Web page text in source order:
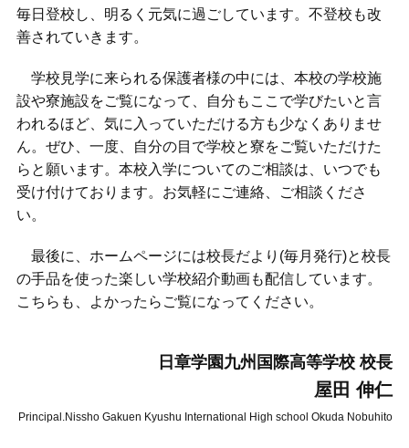
毎日登校し、明るく元気に過ごしています。不登校も改
善されていきます。
学校見学に来られる保護者様の中には、本校の学校施
設や寮施設をご覧になって、自分もここで学びたいと言
われるほど、気に入っていただける方も少なくありませ
ん。ぜひ、一度、自分の目で学校と寮をご覧いただけた
らと願います。本校入学についてのご相談は、いつでも
受け付けております。お気軽にご連絡、ご相談くださ
い。
最後に、ホームページには校長だより(毎月発行)と校長
の手品を使った楽しい学校紹介動画も配信しています。
こちらも、よかったらご覧になってください。
日章学園九州国際高等学校 校長
屋田 伸仁
Principal.Nissho Gakuen Kyushu International High school Okuda Nobuhito